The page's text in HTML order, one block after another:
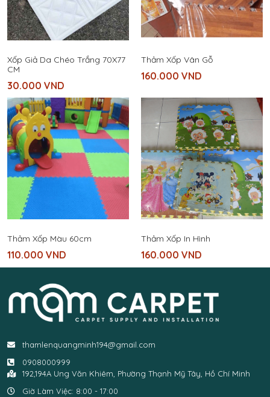
Xốp Giả Da Chéo Trắng 70X77
CM
30.000 VND
Thảm Xốp Vân Gỗ
160.000 VND
Thảm Xốp Màu 60cm
110.000 VND
Thảm Xốp In Hình
160.000 VND
thamlenquangminh194@gmail.com
0908000999
192,194A Ung Văn Khiêm, Phường Thạnh Mỹ Tây, Hồ Chí Minh
Giờ Làm Việc: 8:00 - 17:00